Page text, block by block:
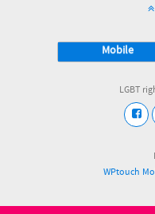
Mobile
LGBT
WPtouch